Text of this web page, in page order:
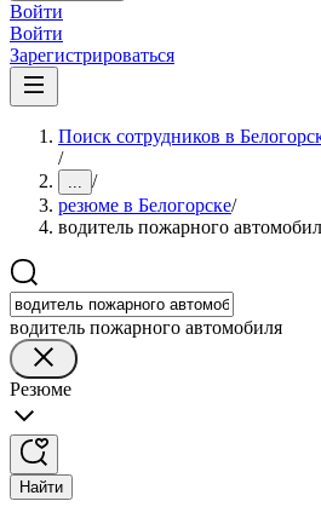
Войти
Войти
Зарегистрироваться
Поиск сотрудников в
/
... /
резюме в Белогорске/
водитель пожарного
водитель пожарного автомобиля
Резюме
Найти